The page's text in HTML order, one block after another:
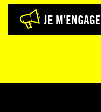
JE M’ENGAGE